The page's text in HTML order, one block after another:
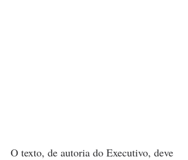
O texto, de autoria do Executivo, deve